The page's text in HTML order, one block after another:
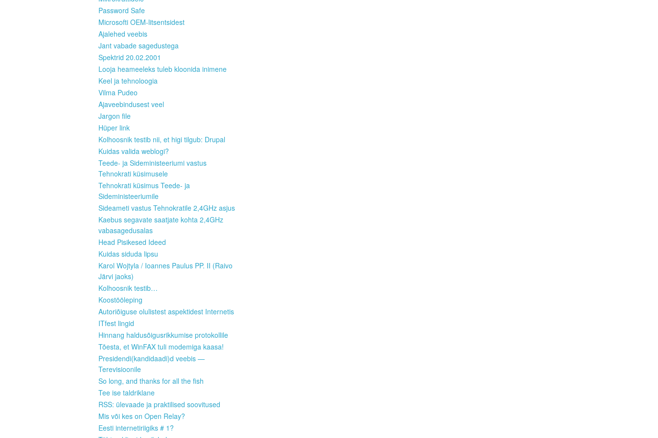
Password Safe
Microsofti OEM-litsentsidest
Ajalehed veebis
Jant vabade sagedustega
Spektrid 20.02.2001
Looja heameeleks tuleb kloonida inimene
Keel ja tehnoloogia
Vilma Pudeo
Ajaveebindusest veel
Jargon file
Hüper link
Kolhoosnik testib nii, et higi tilgub: Drupal
Kuidas valida weblogi?
Teede- ja Sideministeeriumi vastus
Tehnokrati küsimusele
Tehnokrati küsimus Teede- ja
Sideministeeriumile
Sideameti vastus Tehnokratile 2,4GHz asjus
Kaebus segavate saatjate kohta 2,4GHz
vabasagedusalas
Head Pisikesed Ideed
Kuidas siduda lipsu
Karol Wojtyla / Ioannes Paulus PP. II (Raivo
Järvi jaoks)
Kolhoosnik testib…
Koostööleping
Autoriõiguse olulistest aspektidest Internetis
ITfest lingid
Hinnang haldusõigusrikkumise protokollile
Tõesta, et WinFAX tuli modemiga kaasa!
Presidendi(kandidaadi)d veebis —
Terevisioonile
So long, and thanks for all the fish
Tee ise taldriklane
RSS: ülevaade ja praktilised soovitused
Mis või kes on Open Relay?
Eesti internetiriigiks # 1?